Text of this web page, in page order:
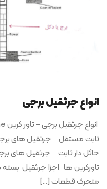
انواع جرثقیل برجی
ثابت مستقل جرثقیل های
حائل دار ثابت جرثقیل های
تاورکرین ها اجزا جرثقیل
متحرک قطعات […]